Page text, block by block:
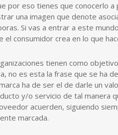
por eso tienes que conocerlo a
una imagen que denote
Si vas a entrar a este
el consumidor crea en lo que
tienen como
no es esta la frase que se ha
ha de ser el de darle un
y/o servicio de tal manera
acuerden, siguiendo
marcada.